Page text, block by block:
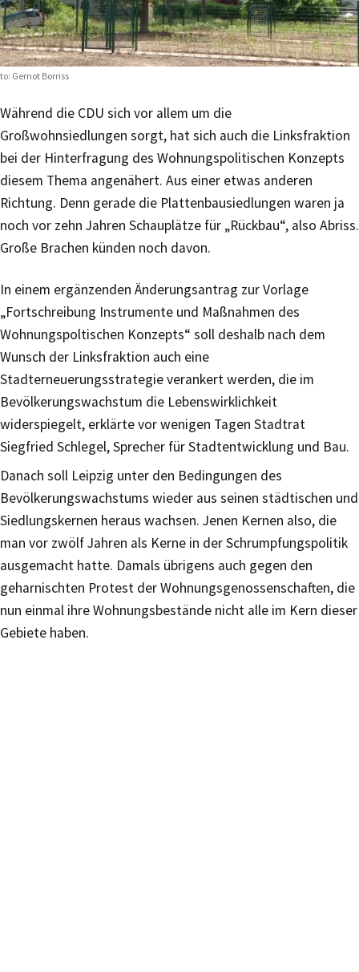
Gernot Borriss
Während die CDU sich vor allem um die
Großwohnsiedlungen sorgt, hat sich auch die Linksfraktion
bei der Hinterfragung des Wohnungspolitischen Konzepts
diesem Thema angenähert. Aus einer etwas anderen
Richtung. Denn gerade die Plattenbausiedlungen waren ja
noch vor zehn Jahren Schauplätze für „Rückbau“, also Abriss.
Große Brachen künden noch davon.
In einem ergänzenden Änderungsantrag zur Vorlage
„Fortschreibung Instrumente und Maßnahmen des
Wohnungspoltischen Konzepts“ soll deshalb nach dem
Wunsch der Linksfraktion auch eine
Stadterneuerungsstrategie verankert werden, die im
Bevölkerungswachstum die Lebenswirklichkeit
widerspiegelt, erklärte vor wenigen Tagen Stadtrat
Siegfried Schlegel, Sprecher für Stadtentwicklung und Bau.
Danach soll Leipzig unter den Bedingungen des
Bevölkerungswachstums wieder aus seinen städtischen und
Siedlungskernen heraus wachsen. Jenen Kernen also, die
man vor zwölf Jahren als Kerne in der Schrumpfungspolitik
ausgemacht hatte. Damals übrigens auch gegen den
geharnischten Protest der Wohnungsgenossenschaften, die
nun einmal ihre Wohnungsbestände nicht alle im Kern dieser
Gebiete haben.